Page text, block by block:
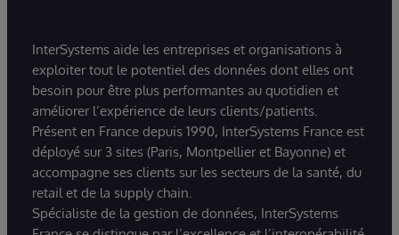
InterSystems aide les entreprises et organisations à
exploiter tout le potentiel des données dont elles ont
besoin pour être plus performantes au quotidien et
améliorer l’expérience de leurs clients/patients.
Présent en France depuis 1990, InterSystems France est
déployé sur 3 sites (Paris, Montpellier et Bayonne) et
accompagne ses clients sur les secteurs de la santé, du
retail et de la supply chain.
Spécialiste de la gestion de données, InterSystems